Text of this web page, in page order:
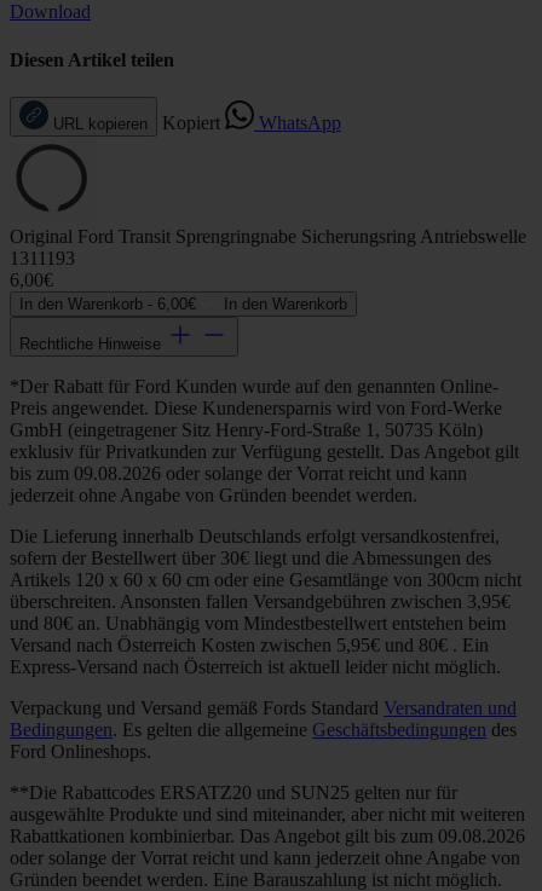
Download
Diesen Artikel teilen
URL kopieren Kopiert WhatsApp
Original Ford Transit Sprengringnabe Sicherungsring Antriebswelle
1311193
6,00€
In den Warenkorb - 6,00€ In den Warenkorb
Rechtliche Hinweise
*Der Rabatt für Ford Kunden wurde auf den genannten Online-
Preis angewendet. Diese Kundenersparnis wird von Ford-Werke
GmbH (eingetragener Sitz Henry-Ford-Straße 1, 50735 Köln)
exklusiv für Privatkunden zur Verfügung gestellt. Das Angebot gilt
bis zum 09.08.2026 oder solange der Vorrat reicht und kann
jederzeit ohne Angabe von Gründen beendet werden.
Die Lieferung innerhalb Deutschlands erfolgt versandkostenfrei,
sofern der Bestellwert über 30€ liegt und die Abmessungen des
Artikels 120 x 60 x 60 cm oder eine Gesamtlänge von 300cm nicht
überschreiten. Ansonsten fallen Versandgebühren zwischen 3,95€
und 80€ an. Unabhängig vom Mindestbestellwert entstehen beim
Versand nach Österreich Kosten zwischen 5,95€ und 80€ . Ein
Express-Versand nach Österreich ist aktuell leider nicht möglich.
Verpackung und Versand gemäß Fords Standard Versandraten und
Bedingungen. Es gelten die allgemeine Geschäftsbedingungen des
Ford Onlineshops.
**Die Rabattcodes ERSATZ20 und SUN25 gelten nur für
ausgewählte Produkte und sind miteinander, aber nicht mit weiteren
Rabattkationen kombinierbar. Das Angebot gilt bis zum 09.08.2026
oder solange der Vorrat reicht und kann jederzeit ohne Angabe von
Gründen beendet werden. Eine Barauszahlung ist nicht möglich.